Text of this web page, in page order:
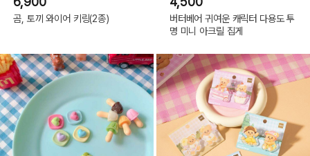
곰, 토끼 와이어 키링(2종)
버터베어 귀여운 캐릭터 다용도 투
명 미니 아크릴 집게